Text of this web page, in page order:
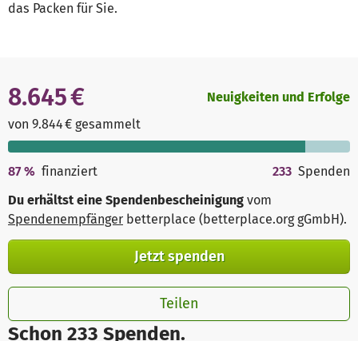
das Packen für Sie.
Schon 233 Spenden.
8.645 €
von 9.844 € gesammelt
Neuigkeiten und Erfolge
87% finanziert 233 Spenden
Du erhältst eine Spendenbescheinigung vom
Spendenempfänger betterplace (betterplace.org gGmbH).
Jetzt spenden
Teilen